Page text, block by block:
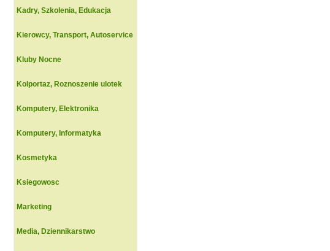
Kadry, Szkolenia, Edukacja
Kierowcy, Transport, Autoservice
Kluby Nocne
Kolportaz, Roznoszenie ulotek
Komputery, Elektronika
Komputery, Informatyka
Kosmetyka
Ksiegowosc
Marketing
Media, Dziennikarstwo